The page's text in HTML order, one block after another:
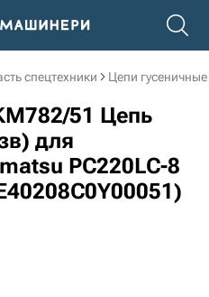
спецтехники Цепи гусеничные
51 Цепь
для
PC220LC-8